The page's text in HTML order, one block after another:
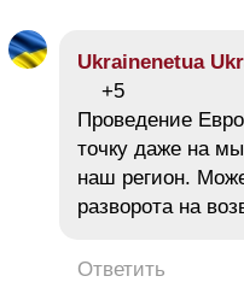
Ukrainenetua
+5
Проведение
точку даже на
наш регион.
разворота на
Ответить